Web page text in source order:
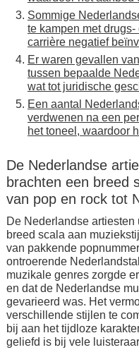
Sommige
te kampen met
carrière negatief
Er waren gevallen
tussen bepaalde
wat tot juridische
Een aantal
verdwenen na een
het toneel, waardoor
De Nederlandse
brachten een breed
van pop en rock tot
De Nederlandse
breed scala aan
van pakkende
ontroerende
muzikale genres zorgde
en dat de Nederlandse
gevarieerd was. Het
verschillende stijlen te
bij aan het tijdloze
geliefd is bij vele